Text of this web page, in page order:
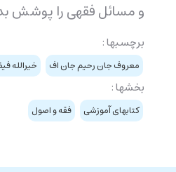
و مسائل فقهی را پوشش
برچسبها :
معروف جان رحيم جان اف خيرالله
بخشها :
کتابهای آموزشی فقه و اصول